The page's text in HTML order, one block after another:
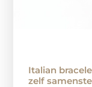
Italian
zelf